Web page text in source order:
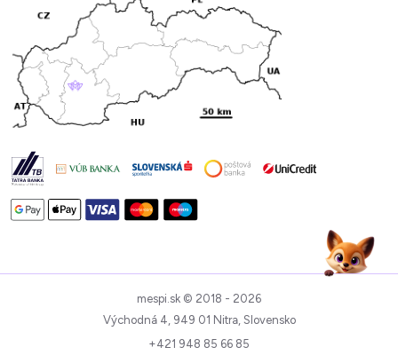
mespi.sk © 2018 - 2026
Východná 4, 949 01 Nitra, Slovensko
+421 948 85 66 85